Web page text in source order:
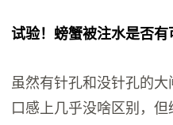
试验！螃蟹被注水是否有
虽然有针孔和没针孔的
口感上几乎没啥区别，